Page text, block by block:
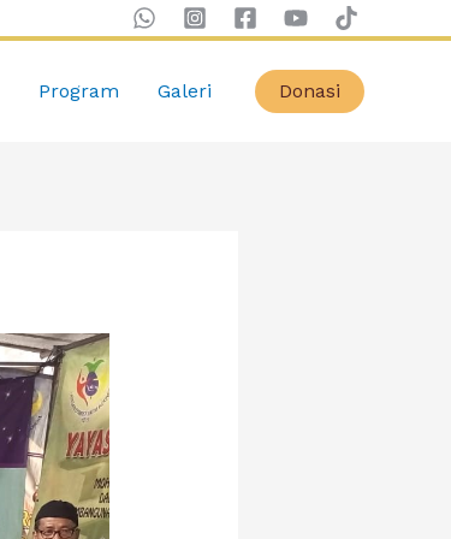
Program Galeri Donasi